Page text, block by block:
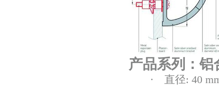
产品系列：铝
· 直径: 40